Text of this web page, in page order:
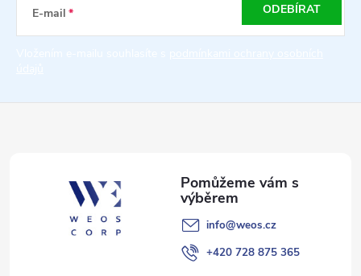
í
E-mail ODEBÍRAT
info@weos.cz
+420 728 875 365